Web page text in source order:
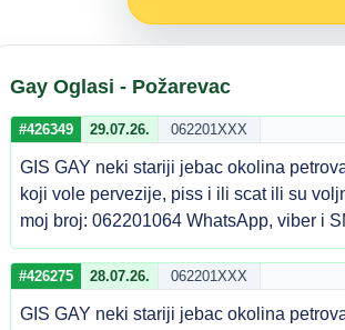
Gay Oglasi - Požarevac
#426349 29.07.26. 062201XXX
GIS GAY neki stariji jebac okolina
koji vole pervezije, piss i ili scat ili su
moj broj: 062201064 WhatsApp, viber i
#426275 28.07.26. 062201XXX
GIS GAY neki stariji jebac okolina